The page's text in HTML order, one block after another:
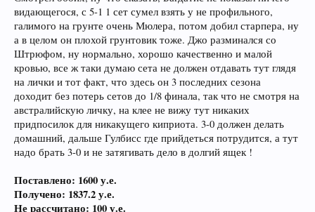
видающегося, с 5-1 1 сет сумел взять у не профильного,
галимого на грунте очень Мюлера, потом добил старпера, ну
а в целом он плохой грунтовик тоже. Джо разминался со
Штрюфом, ну нормально, хорошо качественно и малой
кровью, все ж таки думаю сета не должен отдавать тут глядя
на лички и тот факт, что здесь он 3 последних сезона
доходит без потерь сетов до 1/8 финала, так что не смотря на
австралийскую личку, на клее не вижу тут никаких
придпосилок для никакущего киприота. 3-0 должен делать
домашний, дальше Гулбисс где прийдеться потрудится, а тут
надо брать 3-0 и не затягивать дело в долгий ящек !
Поставлено: 1600 у.е.
Получено: 1837.2у.е.
Не рассчитано: 100 у.е.